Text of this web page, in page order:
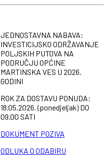
JEDNOSTAVNA NABAVA:
INVESTICIJSKO ODRŽAVANJE
POLJSKIH PUTOVA NA
PODRUČJU OPĆINE
MARTINSKA VES U 2026.
GODINI
ROK ZA DOSTAVU PONUDA:
18.05.2026. (ponedjeljak) DO
09.00 SATI
DOKUMENT POZIVA
ODLUKA O ODABIRU